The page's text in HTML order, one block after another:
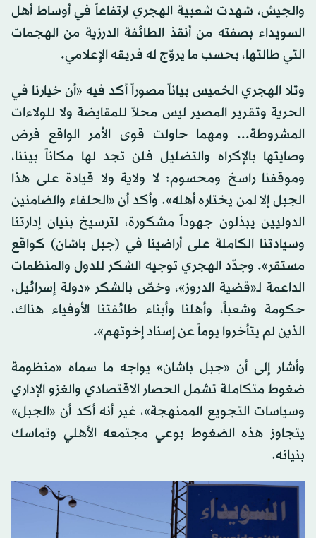
والجيش، شهدت شعبية الهجري ارتفاعاً في أوساط أهل
السويداء بصفته من أنقذ الطائفة الدرزية من الهجمات
التي طالتها، بحسب ما يروّج له فريقه الإعلامي.
وتلا الهجري الخميس بياناً مصوراً أكد فيه «أن خيارنا في
الحرية وتقرير المصير ليس محلاً للمقايضة ولا للولاءات
المشروطة... ومهما حاولت قوى الأمر الواقع فرض
وصايتها بالإكراه والتضليل فلن تجد لها مكاناً بيننا،
وموقفنا راسخ ومحسوم: لا ولاية ولا قيادة على هذا
الجبل إلا لمن يختاره أهله». وأكد أن «الحلفاء والضامنين
الدوليين يبذلون جهوداً مشكورة، لترسيخ بنيان إدارتنا
وسيادتنا الكاملة على أراضينا في (جبل باشان) كواقع
مستقر». وجدّد الهجري توجيه الشكر للدول والمنظمات
الداعمة لـ«قضية الدروز»، وخصّ بالشكر «دولة إسرائيل،
حكومة وشعباً، وأهلنا وأبناء طائفتنا الأوفياء هناك،
الذين لم يتأخروا يوماً عن إسناد إخوتهم».
وأشار إلى أن «جبل باشان» يواجه ما سماه «منظومة
ضغوط متكاملة تشمل الحصار الاقتصادي والغزو الإداري
وسياسات التجويع الممنهجة»، غير أنه أكد أن «الجبل»
يتجاوز هذه الضغوط بوعي مجتمعه الأهلي وتماسك
بنيانه.